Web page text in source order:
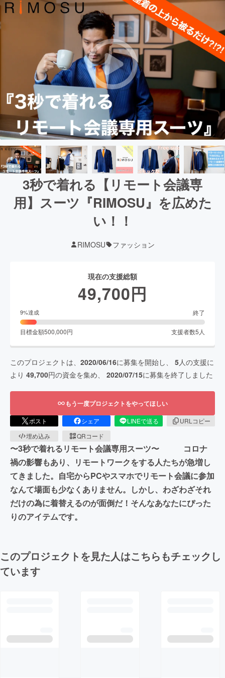
3秒で着れる【リモート会議専
用】スーツ『RIMOSU』を広めた
い！！
RIMOSU ファッション
現在の支援総額
49,700円
9%達成 終了
目標金額500,000円 支援者数5 人
このプロジェクトは、 2020/06/16に募集を開始し、 5人の支援に
より 49,700円の資金を集め、 2020/07/15に募集を終了しました
もう一度プロジェクトをやってほしい
ポスト シェア LINEで送る
URLコピー
埋め込み
QRコード
〜3秒で着れるリモート会議専用スーツ〜 コロナ
禍の影響もあり、リモートワークをする人たちが急増し
てきました。自宅からPCやスマホでリモート会議に参加
なんて場面も少なくありません。しかし、わざわざそれ
だけの為に着替えるのが面倒だ！そんなあなたにぴった
りのアイテムです。
このプロジェクトを見た人はこちらもチェックし
ています